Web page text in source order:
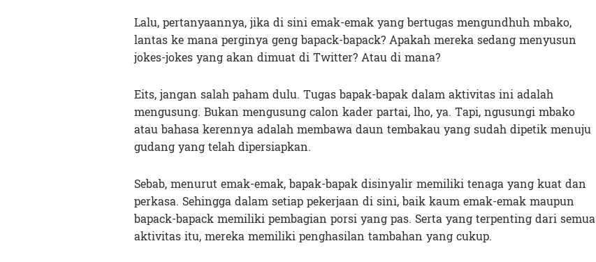
Lalu, pertanyaannya, jika di sini emak-emak yang bertugas mengundhuh mbako,
lantas ke mana perginya geng bapack-bapack? Apakah mereka sedang menyusun
jokes-jokes yang akan dimuat di Twitter? Atau di mana?
Eits, jangan salah paham dulu. Tugas bapak-bapak dalam aktivitas ini adalah
mengusung. Bukan mengusung calon kader partai, lho, ya. Tapi, ngusungi mbako
atau bahasa kerennya adalah membawa daun tembakau yang sudah dipetik menuju
gudang yang telah dipersiapkan.
Sebab, menurut emak-emak, bapak-bapak disinyalir memiliki tenaga yang kuat dan
perkasa. Sehingga dalam setiap pekerjaan di sini, baik kaum emak-emak maupun
bapack-bapack memiliki pembagian porsi yang pas. Serta yang terpenting dari semua
aktivitas itu, mereka memiliki penghasilan tambahan yang cukup.